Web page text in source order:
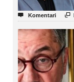
 Komentari 